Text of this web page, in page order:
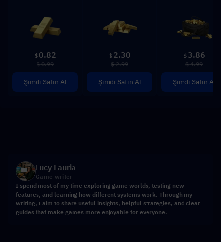
$ 0.82
$ 0.99
Şimdi Satın Al
$ 2.30
$ 2.99
Şimdi Satın Al
$ 3.86
$ 4.99
Şimdi Satın Al
Lucy Lauria
Game writer
I spend most of my time exploring game worlds, testing new
features, and learning how different systems work. Through my
writing, I aim to share useful insights, helpful strategies, and clear
guides that make games more enjoyable for everyone.